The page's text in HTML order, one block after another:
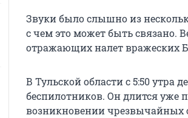
Звуки было слышно из
с чем это может быть связано.
отражающих налет вражеских
В Тульской области с 5:50 утра
беспилотников. Он длится уже
возникновении чрезвычайных